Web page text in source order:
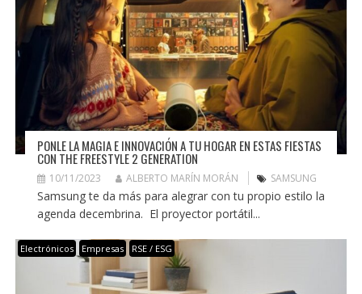
PONLE LA MAGIA E INNOVACIÓN A TU HOGAR EN ESTAS FIESTAS
CON THE FREESTYLE 2 GENERATION
10/11/2023 ALBERTO MARÍN MORÁN SAMSUNG
Samsung te da más para alegrar con tu propio estilo la
agenda decembrina. El proyector portátil...
Electrónicos Empresas RSE / ESG